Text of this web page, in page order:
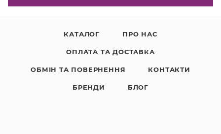
КАТАЛОГ ПРО НАС
ОПЛАТА ТА ДОСТАВКА
ОБМІН ТА ПОВЕРНЕННЯ КОНТАКТИ
БРЕНДИ БЛОГ